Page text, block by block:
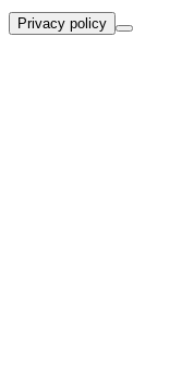
Privacy policy